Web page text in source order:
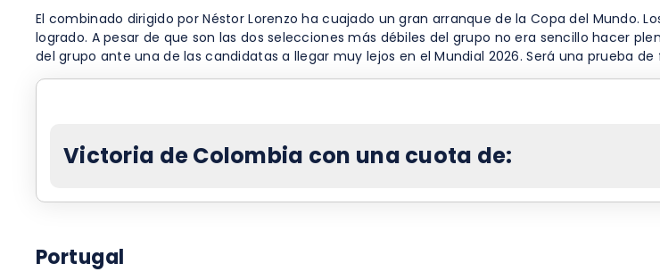
El combinado dirigido por Néstor Lorenzo ha cuajado un gran arranque de la Copa del Mundo.
logrado. A pesar de que son las dos selecciones más débiles del grupo no era sencillo hacer
del grupo ante una de las candidatas a llegar muy lejos en el Mundial 2026. Será una prueba
Victoria de Colombia con una cuota de:
Portugal